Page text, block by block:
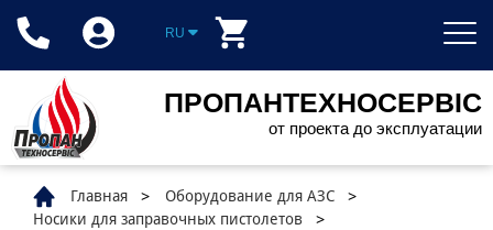
ПРОПАНТЕХНОСЕРВІС
от проекта до эксплуатации
RU
Главная
Оборудование для АЗС
Носики для заправочных пистолетов